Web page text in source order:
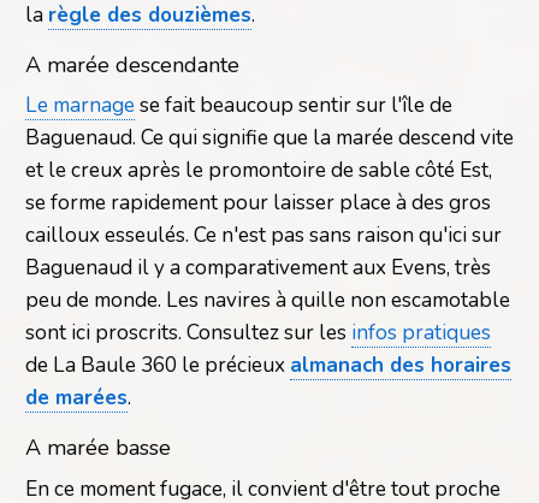
la règle des douzièmes.
A marée descendante
Le marnagese fait beaucoup sentir sur l'île de
Baguenaud. Ce qui signifie que la marée descend vite
et le creux après le promontoire de sable côté Est,
se forme rapidement pour laisser place à des gros
cailloux esseulés. Ce n'est pas sans raison qu'ici sur
Baguenaud il y a comparativement aux Evens, très
peu de monde. Les navires à quille non escamotable
sont ici proscrits. Consultez sur les infos pratiques
de La Baule 360 le précieux almanach des horaires
de marées.
A marée basse
En ce moment fugace, il convient d'être tout proche